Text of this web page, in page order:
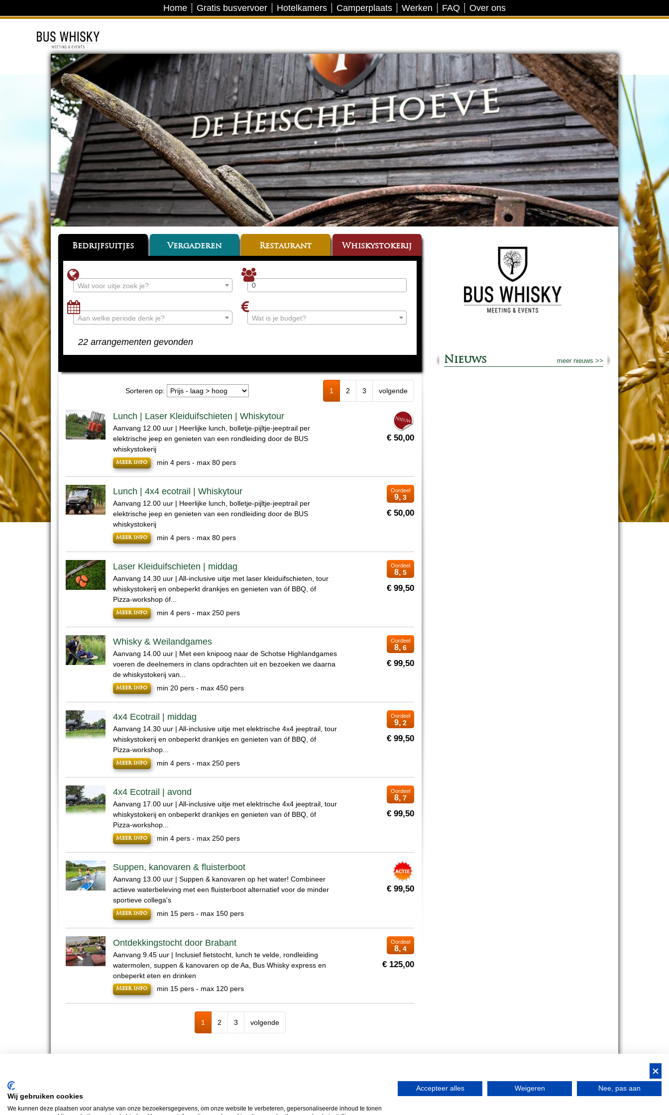
Home Gratis busvervoer Hotelkamers Camperplaats Werken FAQ Over ons
Bedrijfsuitjes Vergaderen Restaurant Whiskystokerij
Wat voor uitje zoek je?
Aan welke periode denk je? Wat is je budget?
22 arrangementen gevonden
1 2 3 volgende
Sorteren op:
Lunch | Laser Kleiduifschieten | Whiskytour
Aanvang 12.00 uur | Heerlijke lunch, bolletje-pijltje-jeeptrail per
elektrische jeep en genieten van een rondleiding door de BUS
whiskystokerij
Meer info min 4 pers - max 80 pers
€ 50,00
Lunch | 4x4 ecotrail | Whiskytour
Aanvang 12.00 uur | Heerlijke lunch, bolletje-pijltje-jeeptrail per
elektrische jeep en genieten van een rondleiding door de BUS
whiskystokerij
Meer info min 4 pers - max 80 pers
Oordeel
9, 3
€ 50,00
Laser Kleiduifschieten | middag
Aanvang 14.30 uur | All-inclusive uitje met laser kleiduifschieten, tour
whiskystokerij en onbeperkt drankjes en genieten van óf BBQ, óf
Pizza-workshop óf...
Meer info min 4 pers - max 250 pers
Oordeel
8, 5
€ 99,50
Whisky & Weilandgames
Aanvang 14.00 uur | Met een knipoog naar de Schotse Highlandgames
voeren de deelnemers in clans opdrachten uit en bezoeken we daarna
de whiskystokerij van...
Meer info min 20 pers - max 450 pers
Oordeel
8, 6
€ 99,50
4x4 Ecotrail | middag
Aanvang 14.30 uur | All-inclusive uitje met elektrische 4x4 jeeptrail, tour
whiskystokerij en onbeperkt drankjes en genieten van óf BBQ, óf
Pizza-workshop...
Meer info min 4 pers - max 250 pers
Oordeel
9, 2
€ 99,50
4x4 Ecotrail | avond
Aanvang 17.00 uur | All-inclusive uitje met elektrische 4x4 jeeptrail, tour
whiskystokerij en onbeperkt drankjes en genieten van óf BBQ, óf
Pizza-workshop...
Meer info min 4 pers - max 250 pers
Oordeel
8, 7
€ 99,50
Suppen, kanovaren & fluisterboot
Aanvang 13.00 uur | Suppen & kanovaren op het water! Combineer
actieve waterbeleving met een fluisterboot alternatief voor de minder
sportieve collega's
Meer info min 15 pers - max 150 pers
€ 99,50
Ontdekkingstocht door Brabant
Aanvang 9.45 uur | Inclusief fietstocht, lunch te velde, rondleiding
watermolen, suppen & kanovaren op de Aa, Bus Whisky express en
onbeperkt eten en drinken
Meer info min 15 pers - max 120 pers
Oordeel
8, 4
€ 125,00
1 2 3 volgende
Nieuws meer nieuws >>
Teambuilding Brabant Vergaderen in Brabant Bedrijfsfestival Bus Whisky Traveltrade Bus Whisky Meeting &…
Wij gebruiken cookies
We kunnen deze plaatsen voor analyse van onze bezoekersgegevens, om onze website te verbeteren, gepersonaliseerde inhoud te tonen
Accepteer alles Weigeren Nee, pas aan